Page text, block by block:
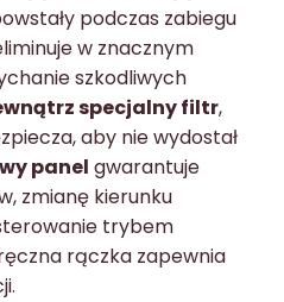
podczas zabiegu
w znacznym
szkodliwych
specjalny filtr,
aby nie wydostał
panel gwarantuje
zmianę kierunku
trybem
rączka zapewnia